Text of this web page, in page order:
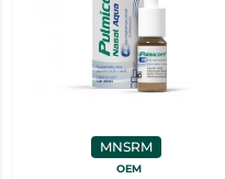
MNSRM
OEM